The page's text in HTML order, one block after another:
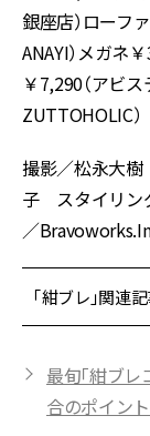
銀座店）ローフ
ANAYI）メガネ
￥7,290（アビ
ZUTTOHOLIC）
撮影／松永大
子 スタイリン
／
「紺ブレ」関連
最旬「紺ブ
合のポイン